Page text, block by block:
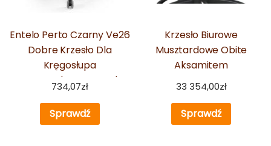
Entelo Perto Czarny Ve26
Dobre Krzesło Dla
Kręgosłupa
Ortopedyczne Fotel
Obrotowy Do Biurka
734,07zł
Sprawdź
Krzesło Biurowe
Musztardowe Obite
Aksamitem
33 354,00zł
Sprawdź